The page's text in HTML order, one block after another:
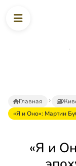
Главная
«Я и Оно»: Мартин
«Я и